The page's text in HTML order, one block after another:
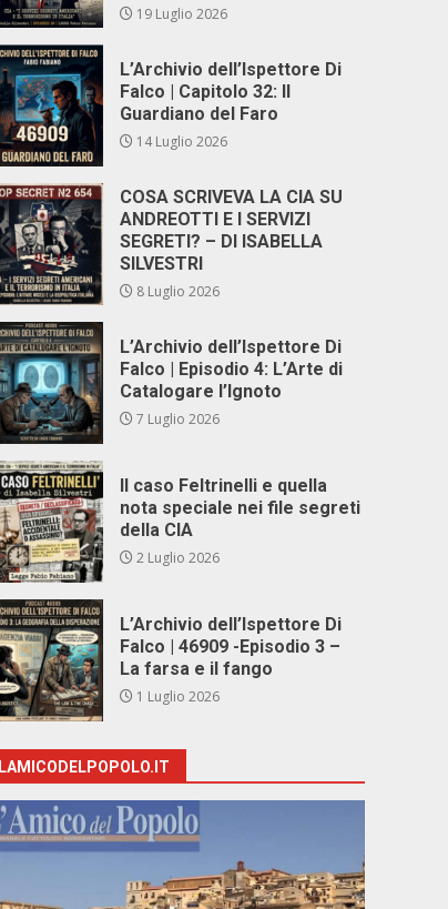
19 Luglio 2026
L’Archivio dell’Ispettore Di
Falco | Capitolo 32: Il
Guardiano del Faro
14 Luglio 2026
COSA SCRIVEVA LA CIA SU
ANDREOTTI E I SERVIZI
SEGRETI? – DI ISABELLA
SILVESTRI
8 Luglio 2026
L’Archivio dell’Ispettore Di
Falco | Episodio 4: L’Arte di
Catalogare l’Ignoto
7 Luglio 2026
Il caso Feltrinelli e quella
nota speciale nei file segreti
della CIA
2 Luglio 2026
L’Archivio dell’Ispettore Di
Falco | 46909 -Episodio 3 –
La farsa e il fango
1 Luglio 2026
LAMICODELPOPOLO.IT